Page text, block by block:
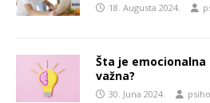
18. Augusta 2024.
Šta je
važna?
30. Juna 2024.